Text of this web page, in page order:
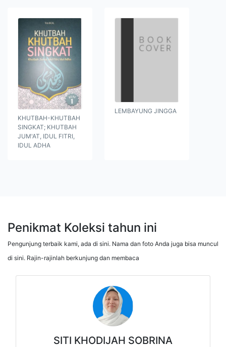
KHUTBAH-KHUTBAH
SINGKAT; KHUTBAH
JUM'AT, IDUL FITRI,
IDUL ADHA
LEMBAYUNG JINGGA
Penikmat Koleksi tahun ini
Pengunjung terbaik kami, ada di sini. Nama dan foto Anda juga bisa muncul
di sini. Rajin-rajinlah berkunjung dan membaca
SITI KHODIJAH SOBRINA